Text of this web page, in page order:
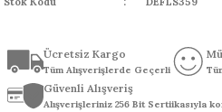
Ücretsiz Kargo
Tüm Alışverişlerde Geçerli
Güvenli Alışveriş
Alışverişleriniz 256 Bit Sertiikasıyla